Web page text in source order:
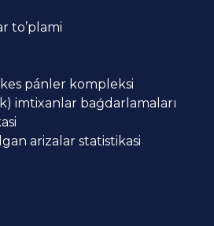
to’plami
pánler kompleksi
imtixanlar baǵdarlamaları
arizalar statistikasi